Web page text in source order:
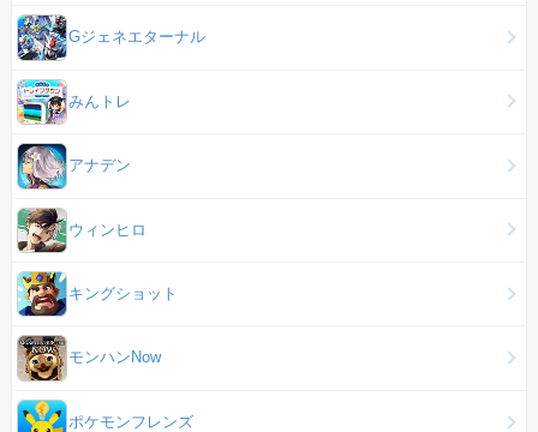
Gジェネエターナル
みんトレ
アナデン
ウィンヒロ
キングショット
モンハンNow
ポケモンフレンズ